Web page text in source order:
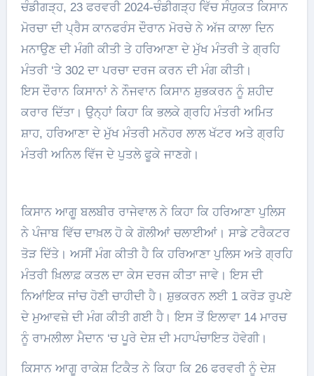
ਚੰਡੀਗੜ੍ਹ, 23 ਫਰਵਰੀ 2024-ਚੰਡੀਗੜ੍ਹ ਵਿੱਚ ਸੰਯੁਕਤ ਕਿਸਾਨ
ਮੋਰਚਾ ਦੀ ਪ੍ਰੈਸ ਕਾਨਫਰੰਸ ਦੌਰਾਨ ਮੋਰਚੇ ਨੇ ਅੱਜ ਕਾਲਾ ਦਿਨ
ਮਨਾਉਣ ਦੀ ਮੰਗੀ ਕੀਤੀ ਤੇ ਹਰਿਆਣਾ ਦੇ ਮੁੱਖ ਮੰਤਰੀ ਤੇ ਗ੍ਰਹਿ
ਮੰਤਰੀ ‘ਤੇ 302 ਦਾ ਪਰਚਾ ਦਰਜ ਕਰਨ ਦੀ ਮੰਗ ਕੀਤੀ।
ਇਸ ਦੌਰਾਨ ਕਿਸਾਨਾਂ ਨੇ ਨੌਜਵਾਨ ਕਿਸਾਨ ਸ਼ੁਭਕਰਨ ਨੂੰ ਸ਼ਹੀਦ
ਕਰਾਰ ਦਿੱਤਾ। ਉਨ੍ਹਾਂ ਕਿਹਾ ਕਿ ਭਲਕੇ ਗ੍ਰਹਿ ਮੰਤਰੀ ਅਮਿਤ
ਸ਼ਾਹ, ਹਰਿਆਣਾ ਦੇ ਮੁੱਖ ਮੰਤਰੀ ਮਨੋਹਰ ਲਾਲ ਖੱਟਰ ਅਤੇ ਗ੍ਰਹਿ
ਮੰਤਰੀ ਅਨਿਲ ਵਿੱਜ ਦੇ ਪੁਤਲੇ ਫੂਕੇ ਜਾਣਗੇ।
ਕਿਸਾਨ ਆਗੂ ਬਲਬੀਰ ਰਾਜੇਵਾਲ ਨੇ ਕਿਹਾ ਕਿ ਹਰਿਆਣਾ ਪੁਲਿਸ
ਨੇ ਪੰਜਾਬ ਵਿੱਚ ਦਾਖ਼ਲ ਹੋ ਕੇ ਗੋਲੀਆਂ ਚਲਾਈਆਂ। ਸਾਡੇ ਟਰੈਕਟਰ
ਤੋੜ ਦਿੱਤੇ। ਅਸੀਂ ਮੰਗ ਕੀਤੀ ਹੈ ਕਿ ਹਰਿਆਣਾ ਪੁਲਿਸ ਅਤੇ ਗ੍ਰਹਿ
ਮੰਤਰੀ ਖ਼ਿਲਾਫ਼ ਕਤਲ ਦਾ ਕੇਸ ਦਰਜ ਕੀਤਾ ਜਾਵੇ। ਇਸ ਦੀ
ਨਿਆਂਇਕ ਜਾਂਚ ਹੋਣੀ ਚਾਹੀਦੀ ਹੈ। ਸ਼ੁਭਕਰਨ ਲਈ 1 ਕਰੋੜ ਰੁਪਏ
ਦੇ ਮੁਆਵਜ਼ੇ ਦੀ ਮੰਗ ਕੀਤੀ ਗਈ ਹੈ। ਇਸ ਤੋਂ ਇਲਾਵਾ 14 ਮਾਰਚ
ਨੂੰ ਰਾਮਲੀਲਾ ਮੈਦਾਨ ‘ਚ ਪੂਰੇ ਦੇਸ਼ ਦੀ ਮਹਾਪੰਚਾਇਤ ਹੋਵੇਗੀ।
ਕਿਸਾਨ ਆਗੂ ਰਾਕੇਸ਼ ਟਿਕੈਤ ਨੇ ਕਿਹਾ ਕਿ 26 ਫਰਵਰੀ ਨੂੰ ਦੇਸ਼